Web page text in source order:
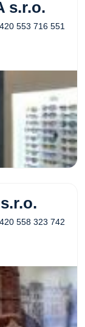
s.r.o.
553 716 551
558 323 742